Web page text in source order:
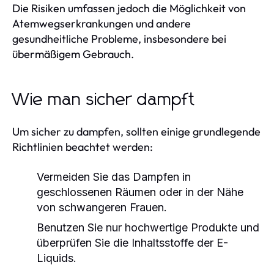
Die Risiken umfassen jedoch die Möglichkeit von
Atemwegserkrankungen und andere
gesundheitliche Probleme, insbesondere bei
übermäßigem Gebrauch.
Wie man sicher dampft
Um sicher zu dampfen, sollten einige grundlegende
Richtlinien beachtet werden:
Vermeiden Sie das Dampfen in
geschlossenen Räumen oder in der Nähe
von schwangeren Frauen.
Benutzen Sie nur hochwertige Produkte und
überprüfen Sie die Inhaltsstoffe der E-
Liquids.